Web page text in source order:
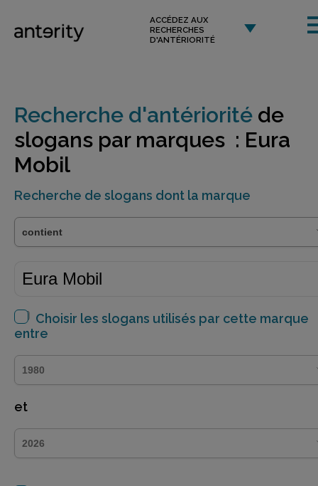
ACCÉDEZ AUX
RECHERCHES
D'ANTÉRIORITÉ
Recherche d'antériorité de
slogans par marques : Eura
Mobil
Recherche de slogans dont la marque
Choisir les slogans utilisés par cette marque
entre
et